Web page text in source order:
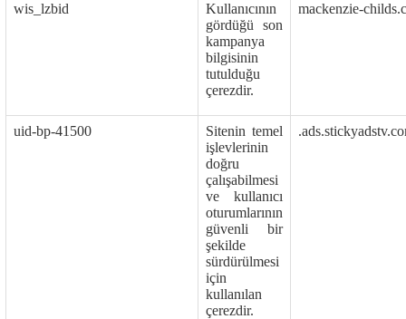
wis_lzbid
Kullanıcının
gördüğü son
kampanya
bilgisinin
tutulduğu
çerezdir.
mackenzie-
uid-bp-41500
Sitenin temel
işlevlerinin
doğru
çalışabilmesi
ve kullanıcı
oturumlarının
güvenli bir
şekilde
sürdürülmesi
için
kullanılan
çerezdir.